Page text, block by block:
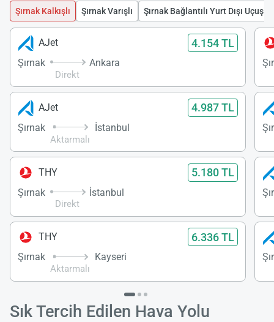
Şırnak Kalkışlı Şırnak Varışlı Şırnak Bağlantılı Yurt Dışı
AJet 4.154 TL
Şırnak
Direkt
Ankara
AJet 4.987 TL
Şırnak
Aktarmalı
İstanbul
THY 5.180 TL
Şırnak
Direkt
İstanbul
THY 6.336 TL
Şırnak
Aktarmalı
Kayseri
Sık Tercih Edilen Hava Yolu